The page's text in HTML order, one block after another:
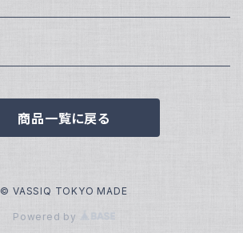
商品一覧に戻る
© VASSIQ TOKYO MADE
Powered by